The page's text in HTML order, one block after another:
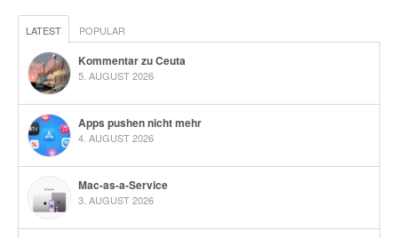
LATEST POPULAR
Kommentar zu Ceuta
5. AUGUST 2026
Apps pushen nicht mehr
4. AUGUST 2026
Mac-as-a-Service
3. AUGUST 2026